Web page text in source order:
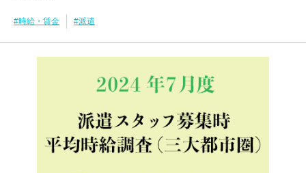
#時給・賃金 #派遣